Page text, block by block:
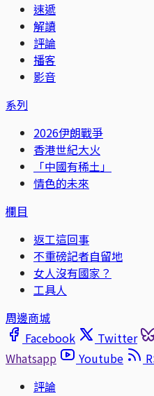
速遞
解讀
評論
播客
影音
系列
2026伊朗戰爭
香港世紀大火
「中國有稀土」
情色的未來
欄目
返工這回事
不重磅記者自留地
女人沒有國家？
工具人
周邊商城
Facebook
Twitter
Whatsapp
Youtube
評論